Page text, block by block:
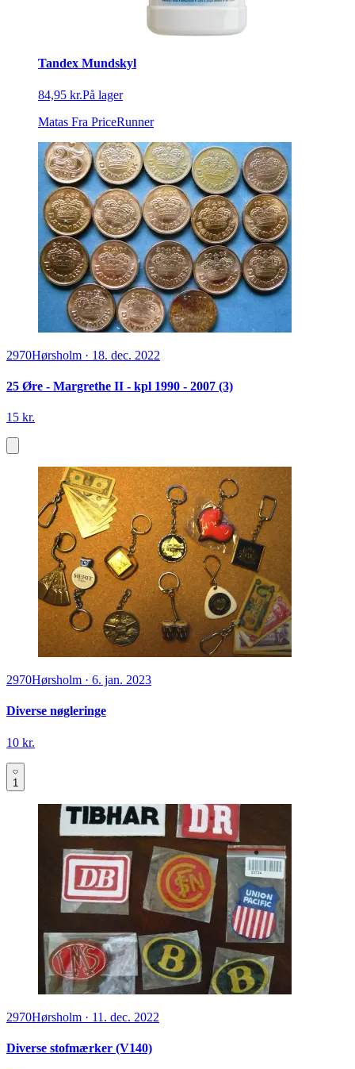
Tandex Mundskyl
84,95 kr.På lager
Matas Fra PriceRunner
2970Hørsholm · 18. dec. 2022
25 Øre - Margrethe II - kpl 1990 - 2007 (3)
15 kr.
2970Hørsholm · 6. jan. 2023
Diverse nøgleringe
10 kr.
1
2970Hørsholm · 11. dec. 2022
Diverse stofmærker (V140)